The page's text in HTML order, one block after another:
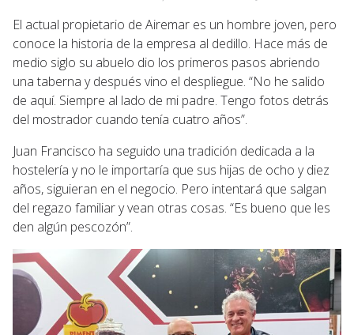
El actual propietario de Airemar es un hombre joven, pero
conoce la historia de la empresa al dedillo. Hace más de
medio siglo su abuelo dio los primeros pasos abriendo
una taberna y después vino el despliegue. “No he salido
de aquí. Siempre al lado de mi padre. Tengo fotos detrás
del mostrador cuando tenía cuatro años”.
Juan Francisco ha seguido una tradición dedicada a la
hostelería y no le importaría que sus hijas de ocho y diez
años, siguieran en el negocio. Pero intentará que salgan
del regazo familiar y vean otras cosas. “Es bueno que les
den algún pescozón”.